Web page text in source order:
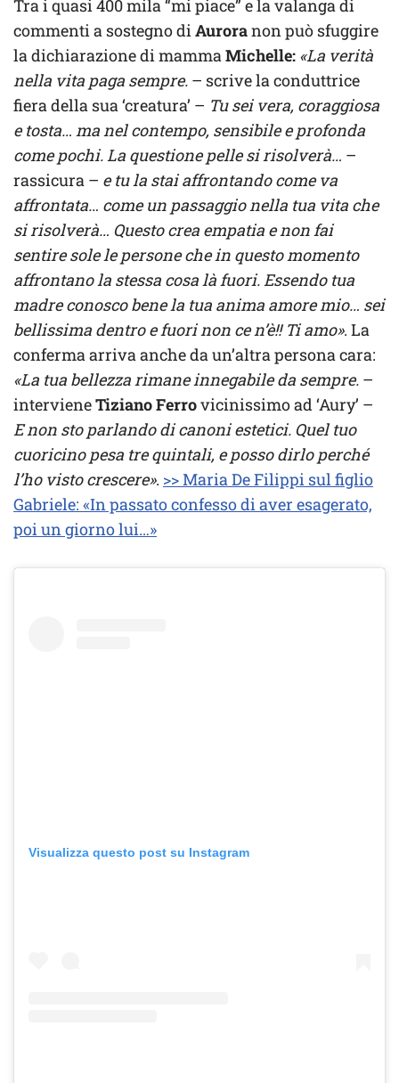
Tra i quasi 400 mila “mi piace” e la valanga di
commenti a sostegno diAuroranon può sfuggire
la dichiarazione di mammaMichelle: «La verità
nella vita paga sempre. – scrive la conduttrice
fiera della sua ‘creatura’ – Tu sei vera, coraggiosa
e tosta… ma nel contempo, sensibile e profonda
come pochi. La questione pelle si risolverà… –
rassicura – e tu la stai affrontando come va
affrontata… come un passaggio nella tua vita che
si risolverà… Questo crea empatia e non fai
sentire sole le persone che in questo momento
affrontano la stessa cosa là fuori. Essendo tua
madre conosco bene la tua anima amore mio… sei
bellissima dentro e fuori non ce n’è!! Ti amo». La
conferma arriva anche da un’altra persona cara:
«La tua bellezza rimane innegabile da sempre. –
intervieneTiziano Ferrovicinissimo ad ‘Aury’ –
E non sto parlando di canoni estetici. Quel tuo
cuoricino pesa tre quintali, e posso dirlo perché
l’ho visto crescere». >> Maria De Filippi sul figlio
Gabriele: «In passato confesso di aver esagerato,
poi un giorno lui…»
Visualizza questo post su Instagram